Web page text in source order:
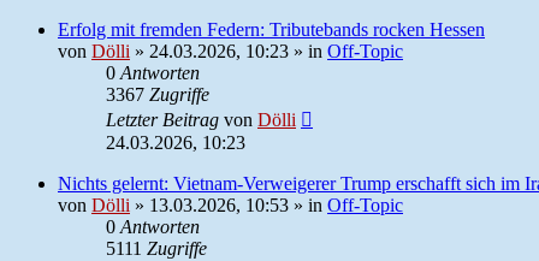
Erfolg mit fremden Federn: Tributebands rocken Hessen
von Dölli » 24.03.2026, 10:23 » in Off-Topic
0 Antworten
3367 Zugriffe
Letzter Beitrag von Dölli
24.03.2026, 10:23
Nichts gelernt: Vietnam-Verweigerer Trump erschafft sich im
von Dölli » 13.03.2026, 10:53 » in Off-Topic
0 Antworten
5111 Zugriffe